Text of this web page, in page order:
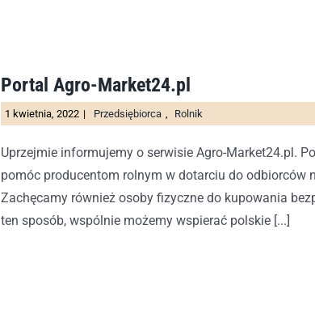
Portal Agro-Market24.pl
1 kwietnia, 2022 | Przedsiębiorca , Rolnik
Uprzejmie informujemy o serwisie Agro-Market24.pl.
pomóc producentom rolnym w dotarciu do odbiorców
Zachęcamy również osoby fizyczne do kupowania
ten sposób, wspólnie możemy wspierać polskie [...]